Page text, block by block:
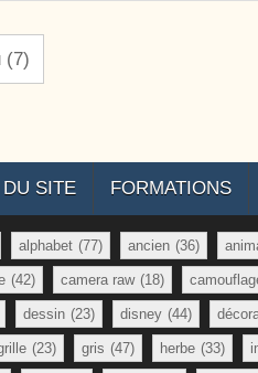
(7)
SITE FORMATIONS
alphabet (77) ancien (36)
(42) camera raw (18)
dessin (23) disney (44)
(23) gris (47) herbe (33)